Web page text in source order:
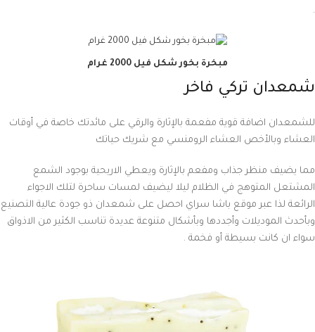
.
مبخرة بخور شكل فيل 2000 غرام
شمعدان تركي فاخر
للشمعدان اضافة قوية مفعمة بالإثارة والرقي على مائدتك خاصة في أوقات
العشاء وبالأخص العشاء الرومنسي مع شريك حياتك
مما يضيف منظر جذاب ومفعم بالإثارة ويعطي الاريحية بوجود الشمع
المشتعل المتوهج في الظلام ليلا ليضيف لمسات ساحرة لتلك الاجواء
الرائعة لذا عبر موقع باشا سراي احصل على شمعدان ذو جودة عالية التصنيع
وبأحدث الموديلات وأجددها وبأشكال متنوعة عديدة تناسب الكثير من الاذواق
سواء ان كانت بسيطة أو فخمة .